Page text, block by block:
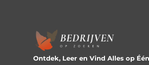
Ontdek, Leer en Vind Alles op